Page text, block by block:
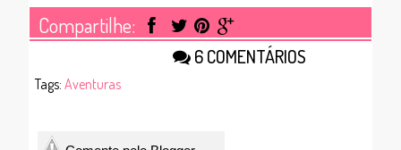
Compartilhe:
6 COMENTÁRIOS
Tags: Aventuras